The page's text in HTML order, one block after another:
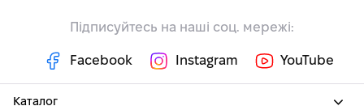
Підписуйтесь на наші соц. мережі:
Facebook Instagram YouTube
Каталог